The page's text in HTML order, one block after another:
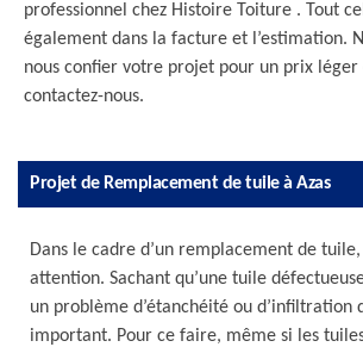
professionnel chez Histoire Toiture . Tout
également dans la facture et l’estimation.
nous confier votre projet pour un prix léger
contactez-nous.
Projet de Remplacement de tuile à Azas
Dans le cadre d’un remplacement de
attention. Sachant qu’une tuile
un problème d’étanchéité ou d’infiltration
important. Pour ce faire, même si les